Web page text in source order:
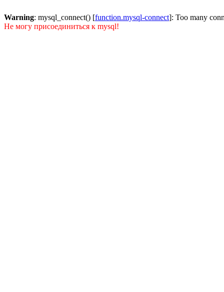
Warning: mysql_connect() [function.mysql-connect]: Too many
Не могу присоединиться к mysql!